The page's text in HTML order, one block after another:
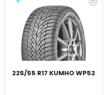
225/55 R17 KUMHO WP52